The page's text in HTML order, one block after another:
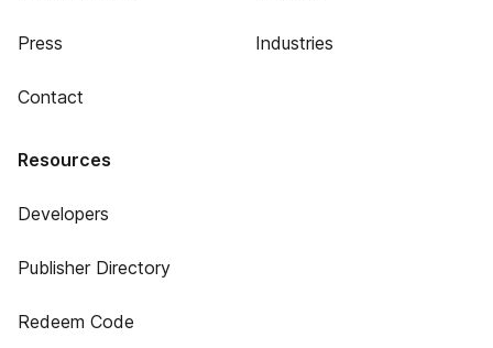
Press
Contact
Industries
Resources
Developers
Publisher Directory
Redeem Code